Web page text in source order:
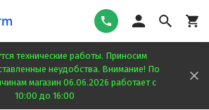
технические работы. Приносим
неудобства. Внимание! По
магазин 06.06.2026 работает с
10:00 до 16:00